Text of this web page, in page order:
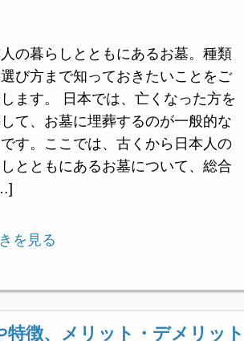
人の暮らしとともにあるお墓。種類
び方まで知っておきたいことをご
ます。 日本では、亡くなった方を
て、お墓に埋葬するのが一般的な
す。ここでは、古くから日本人の
とともにあるお墓について、総合
を見る
特徴、メリット・デメリット